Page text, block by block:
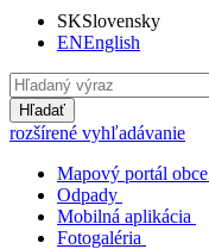
SKSlovensky
ENEnglish
Hľadať
rozšírené vyhľadávanie
Mapový portál obce
Odpady
Mobilná aplikácia
Fotogaléria